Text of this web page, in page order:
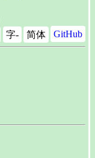
GitHub
简体
字-